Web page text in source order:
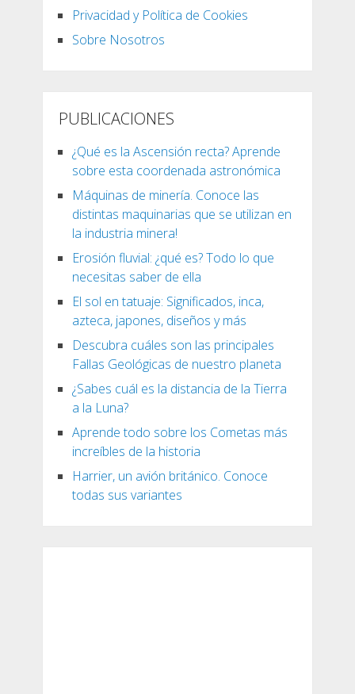
Privacidad y Política de Cookies
Sobre Nosotros
PUBLICACIONES
¿Qué es la Ascensión recta? Aprende
sobre esta coordenada astronómica
Máquinas de minería. Conoce las
distintas maquinarias que se utilizan en
la industria minera!
Erosión fluvial: ¿qué es? Todo lo que
necesitas saber de ella
El sol en tatuaje: Significados, inca,
azteca, japones, diseños y más
Descubra cuáles son las principales
Fallas Geológicas de nuestro planeta
¿Sabes cuál es la distancia de la Tierra
a la Luna?
Aprende todo sobre los Cometas más
increíbles de la historia
Harrier, un avión británico. Conoce
todas sus variantes